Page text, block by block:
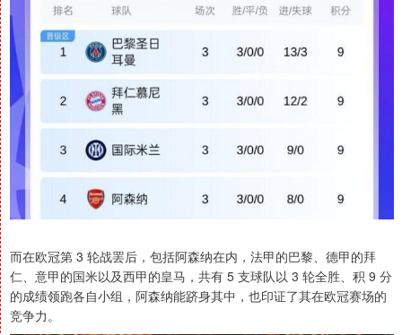
而在欧冠第 3 轮战罢后，包括阿森纳在内，法甲的巴黎、德甲的拜
仁、意甲的国米以及西甲的皇马，共有 5 支球队以 3 轮全胜、积 9 分
的成绩领跑各自小组，阿森纳能跻身其中，也印证了其在欧冠赛场的
竞争力。